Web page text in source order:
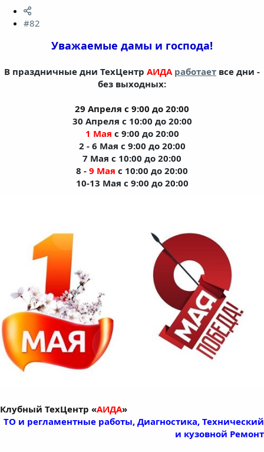
#82
Уважаемые дамы и господа!
В праздничные дни ТехЦентр АИДА работает все дни -
без выходных:
29 Апреля с 9:00 до 20:00
30 Апреля с 10:00 до 20:00
1 Мая с 9:00 до 20:00
2 - 6 Мая с 9:00 до 20:00
7 Мая с 10:00 до 20:00
8 - 9 Мая с 10:00 до 20:00
10-13 Мая с 9:00 до 20:00
Клубный ТехЦентр «АИДА»
ТО и регламентные работы, Диагностика, Технический
и кузовной Ремонт